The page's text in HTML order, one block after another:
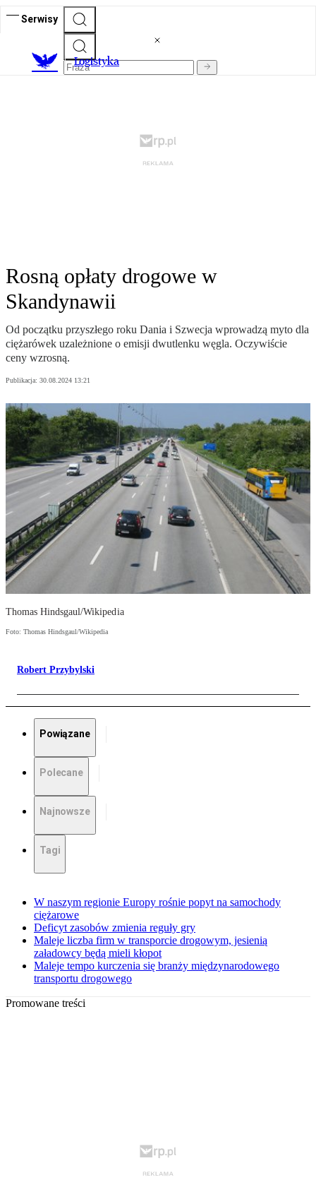
Serwisy
Logistyka
Rosną opłaty drogowe w
Skandynawii
Od początku przyszłego roku Dania i Szwecja wprowadzą myto dla
ciężarówek uzależnione o emisji dwutlenku węgla. Oczywiście
ceny wzrosną.
Publikacja: 30.08.2024 13:21
Thomas Hindsgaul/Wikipedia
Foto: Thomas Hindsgaul/Wikipedia
Robert Przybylski
Powiązane
Polecane
Najnowsze
Tagi
W naszym regionie Europy rośnie popyt na samochody
ciężarowe
Deficyt zasobów zmienia reguły gry
Maleje liczba firm w transporcie drogowym, jesienią
załadowcy będą mieli kłopot
Maleje tempo kurczenia się branży międzynarodowego
transportu drogowego
Promowane treści